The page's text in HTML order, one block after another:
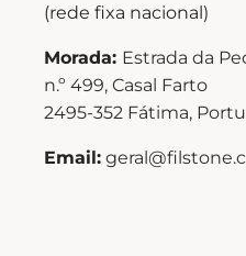
(rede fixa nacional)
Morada: Estrada da
n.º 499, Casal Farto
2495-352 Fátima,
Email: